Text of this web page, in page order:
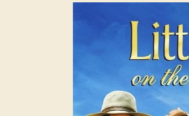
וב'דרך אל השמיים', והפך לאחד היוצרים האהובים בטלוויזיה